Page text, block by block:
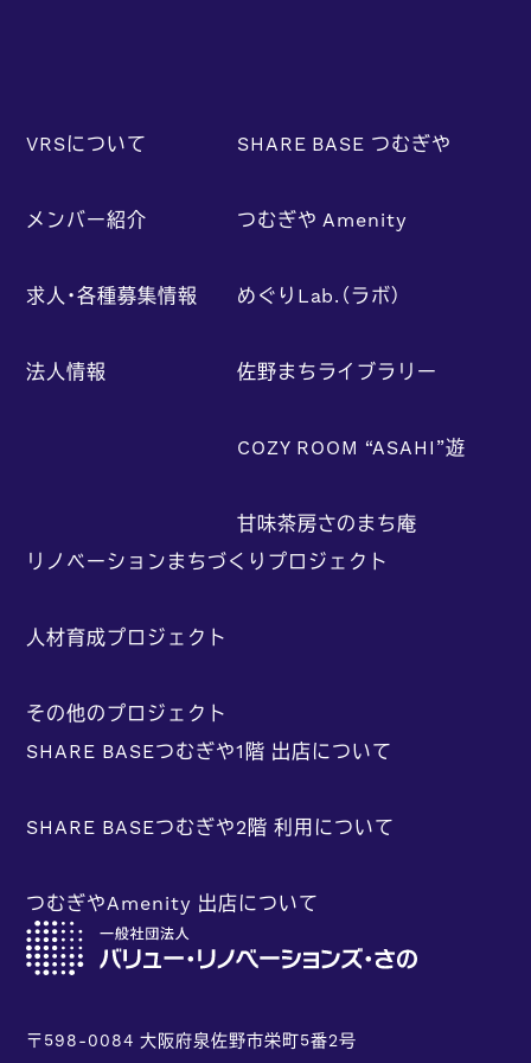
VRSについて
メンバー紹介
求人・各種募集情報
法人情報
SHARE BASE つむぎや
つむぎや Amenity
めぐりLab.（ラボ）
佐野まちライブラリー
COZY ROOM “ASAHI”遊
甘味茶房さのまち庵
リノベーションまちづくりプロジェクト
人材育成プロジェクト
その他のプロジェクト
SHARE BASEつむぎや1階 出店について
SHARE BASEつむぎや2階 利用について
つむぎやAmenity 出店について
〒598-0084 大阪府泉佐野市栄町5番2号